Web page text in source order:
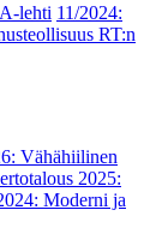
lehti 11/2024:
RT:n
Vähähiilinen
2025:
Moderni ja